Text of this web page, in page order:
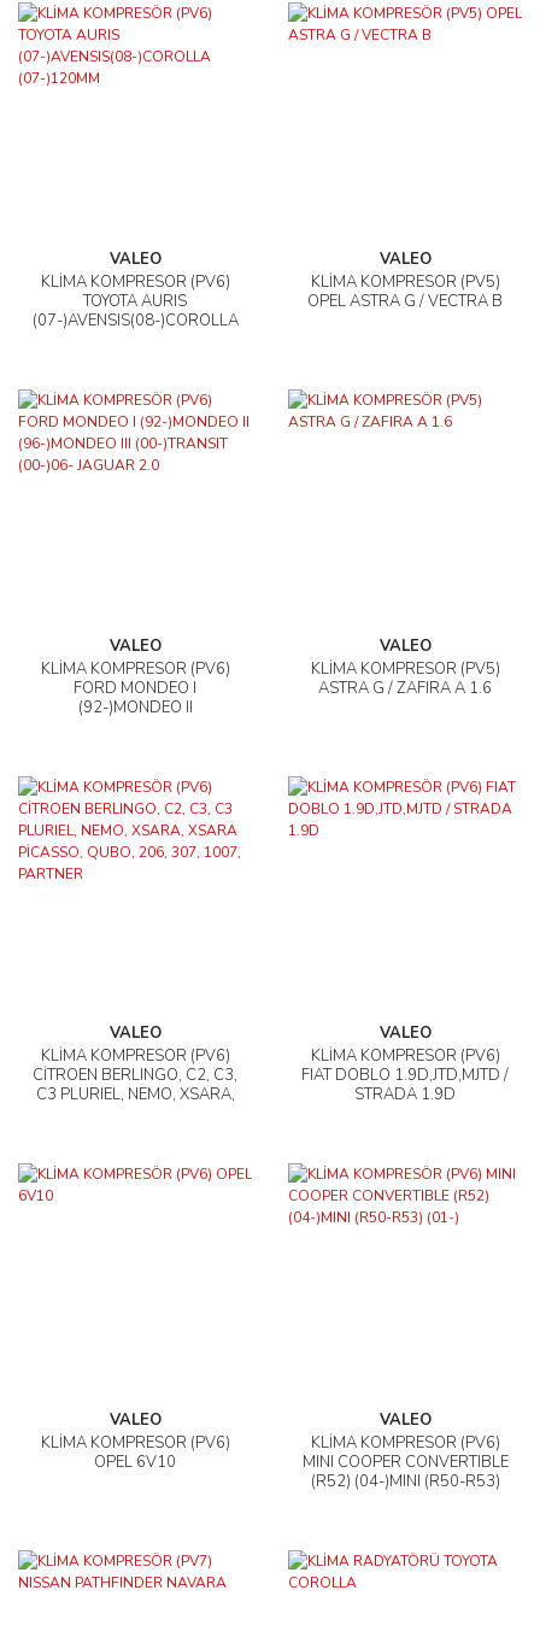
VALEO
KLİMA KOMPRESÖR (PV6)
TOYOTA AURIS
(07-)AVENSIS(08-)COROLLA
VALEO
KLİMA KOMPRESÖR (PV5)
OPEL ASTRA G / VECTRA B
VALEO
KLİMA KOMPRESÖR (PV6)
FORD MONDEO I
(92-)MONDEO II
VALEO
KLİMA KOMPRESÖR (PV5)
ASTRA G / ZAFIRA A 1.6
VALEO
KLİMA KOMPRESÖR (PV6)
CİTROEN BERLINGO, C2, C3,
C3 PLURIEL, NEMO, XSARA,
VALEO
KLİMA KOMPRESÖR (PV6)
FIAT DOBLO 1.9D,JTD,MJTD /
STRADA 1.9D
VALEO
KLİMA KOMPRESÖR (PV6)
OPEL 6V10
VALEO
KLİMA KOMPRESÖR (PV6)
MINI COOPER CONVERTIBLE
(R52) (04-)MINI (R50-R53)